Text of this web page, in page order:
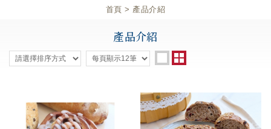
首頁 產品介紹
產品介紹
追蹤清單